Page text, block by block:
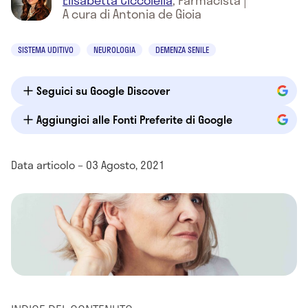
A cura di Antonia de Gioia
SISTEMA UDITIVO NEUROLOGIA DEMENZA SENILE
Seguici su Google Discover
Aggiungici alle Fonti Preferite di Google
Data articolo – 03 Agosto, 2021